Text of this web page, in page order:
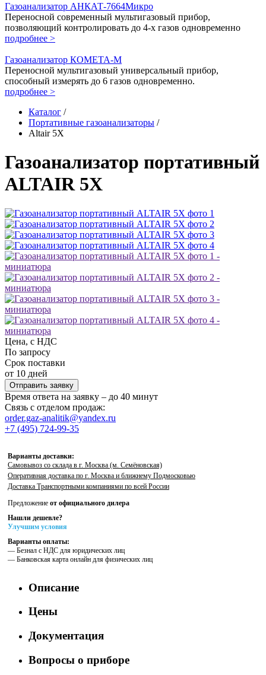
Газоанализатор АНКАТ-7664Микро
Переносной современный мультигазовый прибор,
позволяющий контролировать до 4-х газов одновременно
подробнее >
Газоанализатор КОМЕТА-М
Переносной мультигазовый универсальный прибор,
способный измерять до 6 газов одновременно.
подробнее >
Каталог /
Портативные газоанализаторы /
Altair 5X
Газоанализатор портативный
ALTAIR 5X
Цена, с НДС
По запросу
Срок поставки
от 10 дней
Отправить заявку
Время ответа на заявку – до 40 минут
Связь с отделом продаж:
order.gaz-analitik@yandex.ru
+7 (495) 724-99-35
Варианты доставки:
Самовывоз со склада в г. Москва (м. Семёновская)
Оперативная доставка по г. Москва и ближнему Подмосковью
Доставка Транспортными компаниями по всей России
Предложение от официального дилера
Нашли дешевле?
Улучшим условия
Варианты оплаты:
— Безнал с НДС для юридических лиц
— Банковская карта онлайн для физических лиц
Описание
Цены
Документация
Вопросы о приборе